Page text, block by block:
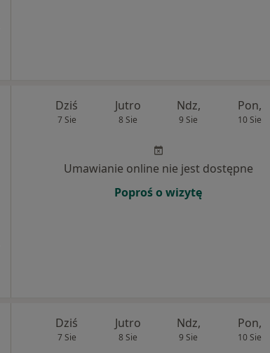
Dziś
7 Sie
Jutro
8 Sie
Ndz,
9 Sie
Pon,
10 Sie
Umawianie online nie jest dostępne
Poproś o wizytę
Dziś
7 Sie
Jutro
8 Sie
Ndz,
9 Sie
Pon,
10 Sie